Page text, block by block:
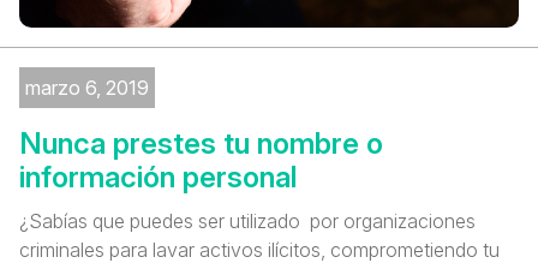
marzo 6, 2019
Nunca prestes tu nombre o
información personal
¿Sabías que puedes ser utilizado por organizaciones
criminales para lavar activos ilícitos, comprometiendo tu